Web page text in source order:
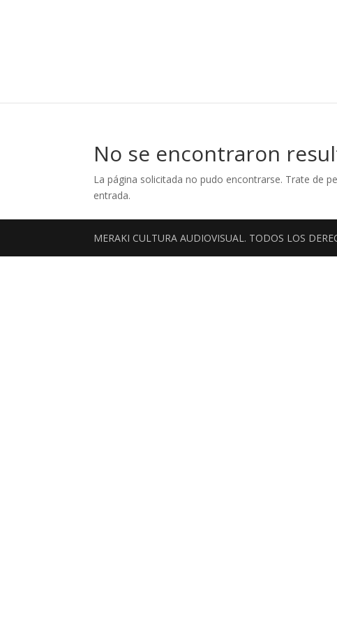
No se encontraron
La página solicitada no pudo encontrarse. Trate de
entrada.
MERAKI CULTURA AUDIOVISUAL. TODOS LOS